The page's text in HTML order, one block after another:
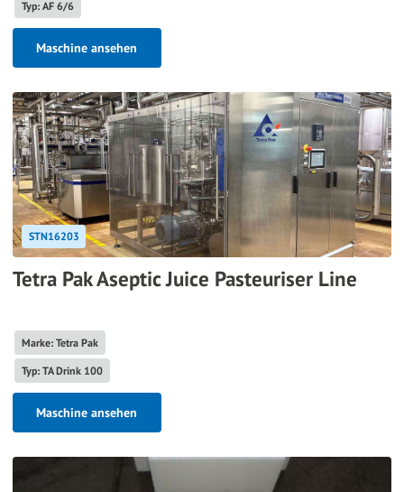
Typ: AF 6/6
Maschine ansehen
STN16203
Tetra Pak Aseptic Juice Pasteuriser Line
Marke: Tetra Pak
Typ: TA Drink 100
Maschine ansehen